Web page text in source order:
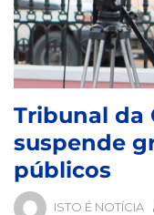
Tribunal da
suspende
públicos
ISTO É NOTÍCIA